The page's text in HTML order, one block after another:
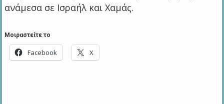
ανάμεσα σε Ισραήλ και Χαμάς.
Μοιραστείτε το
Facebook X